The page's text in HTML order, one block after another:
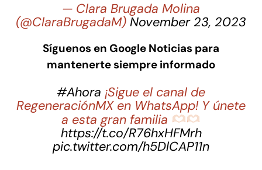
— Clara Brugada Molina
(@ClaraBrugadaM) November 23, 2023
Síguenos en Google Noticias para
mantenerte siempre informado
#Ahora ¡Sigue el canal de
RegeneraciónMX en WhatsApp! Y únete
a esta gran familia
https://t.co/R76hxHFMrh
pic.twitter.com/h5DlCAP11n